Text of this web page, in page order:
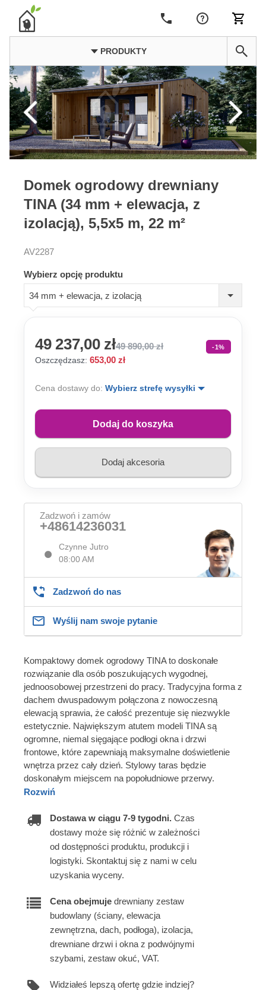
PRODUKTY
Domek ogrodowy drewniany
TINA (34 mm + elewacja, z
izolacją), 5,5x5 m, 22 m²
AV2287
Wybierz opcję produktu
34 mm + elewacja, z izolacją
49 237,00 zł49 890,00 zł -1%
Oszczędzasz: 653,00 zł
Cena dostawy do: Wybierz strefę wysyłki
Dodaj do koszyka
Dodaj akcesoria
Zadzwoń i zamów
+48614236031
Czynne Jutro
08:00 AM
Zadzwoń do nas
Wyślij nam swoje pytanie
Kompaktowy domek ogrodowy TINA to doskonałe
rozwiązanie dla osób poszukujących wygodnej,
jednoosobowej przestrzeni do pracy. Tradycyjna forma z
dachem dwuspadowym połączona z nowoczesną
elewacją sprawia, że całość prezentuje się niezwykle
estetycznie. Największym atutem modeli TINA są
ogromne, niemal sięgające podłogi okna i drzwi
frontowe, które zapewniają maksymalne doświetlenie
wnętrza przez cały dzień. Stylowy taras będzie
doskonałym miejscem na popołudniowe przerwy.
Rozwiń
Dostawa w ciągu 7-9 tygodni. Czas
dostawy może się różnić w zależności
od dostępności produktu, produkcji i
logistyki. Skontaktuj się z nami w celu
uzyskania wyceny.
Cena obejmuje drewniany zestaw
budowlany (ściany, elewacja
zewnętrzna, dach, podłoga), izolacja,
drewniane drzwi i okna z podwójnymi
szybami, zestaw okuć, VAT.
Widziałeś lepszą ofertę gdzie indziej?